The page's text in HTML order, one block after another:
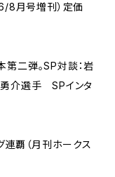
8月号増刊）定価
二弾。SP対談：岩
介選手 SPインタ
連覇（月刊ホークス